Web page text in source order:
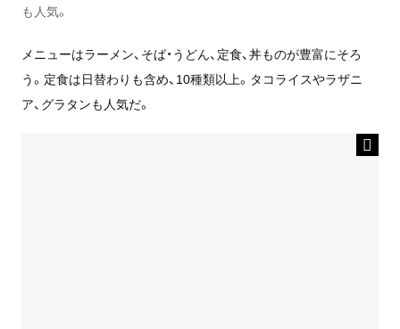
も人気。
メニューはラーメン、そば・うどん、定食、丼ものが豊富にそろ
う。定食は日替わりも含め、10種類以上。タコライスやラザニ
ア、グラタンも人気だ。